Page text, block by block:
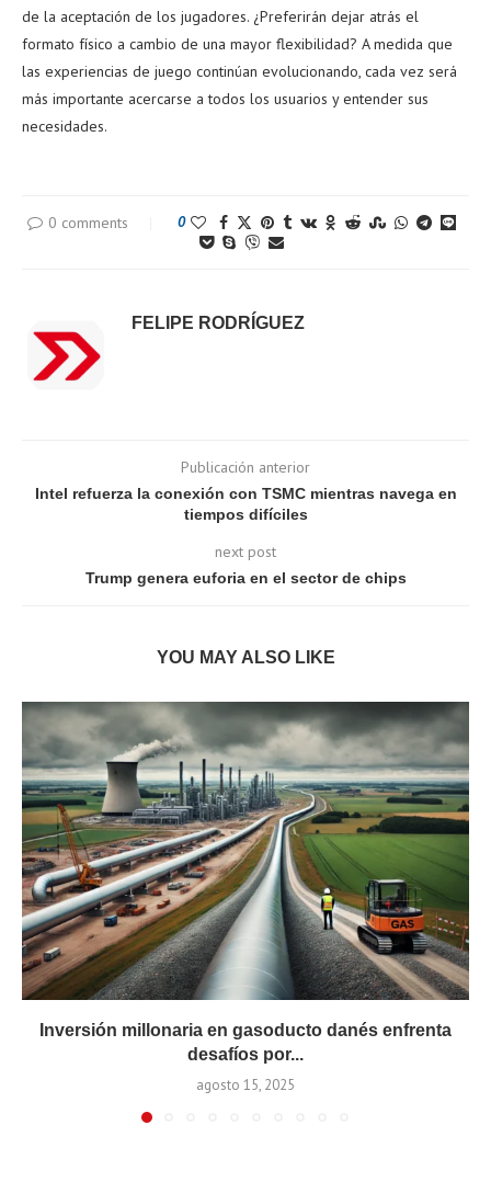
de la aceptación de los jugadores. ¿Preferirán dejar atrás el
formato físico a cambio de una mayor flexibilidad? A medida que
las experiencias de juego continúan evolucionando, cada vez será
más importante acercarse a todos los usuarios y entender sus
necesidades.
0 comments 0
FELIPE RODRÍGUEZ
Publicación anterior
Intel refuerza la conexión con TSMC mientras navega en
tiempos difíciles
next post
Trump genera euforia en el sector de chips
YOU MAY ALSO LIKE
Inversión millonaria en gasoducto danés enfrenta
desafíos por...
agosto 15, 2025